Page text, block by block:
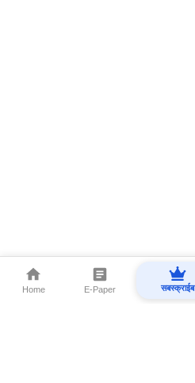
Home E-Paper सबस्क्राईब